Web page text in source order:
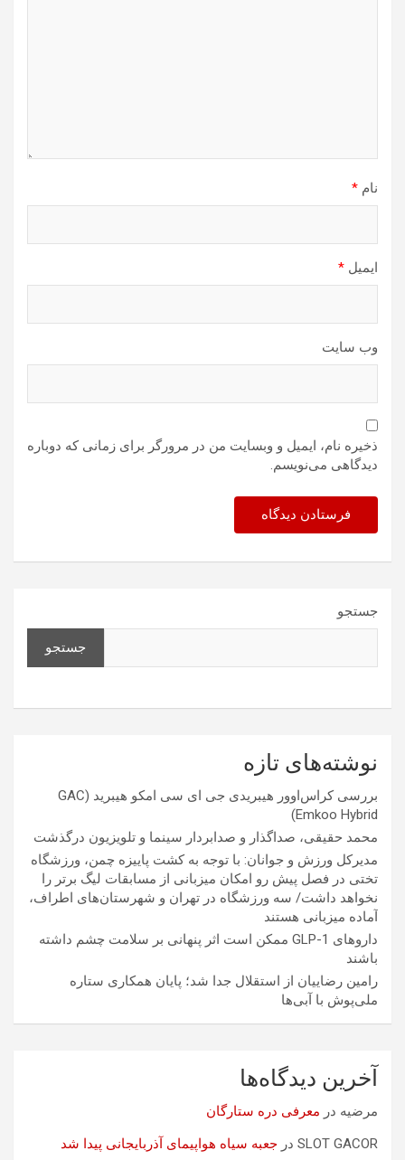
نام *
ایمیل *
وب‌ سایت
ذخیره نام، ایمیل و وبسایت من در مرورگر برای زمانی که دوباره
دیدگاهی می‌نویسم.
جستجو
جستجو
نوشته‌های تازه
بررسی کراس‌اوور هیبریدی جی ای سی امکو هیبرید (GAC
Emkoo Hybrid)
محمد حقیقی، صداگذار و صدابردار سینما و تلویزیون درگذشت
مدیرکل ورزش و جوانان: با توجه به کشت پاییزه چمن، ورزشگاه
تختی در فصل پیش رو امکان میزبانی از مسابقات لیگ برتر را
نخواهد داشت/ سه ورزشگاه در تهران و شهرستان‌های اطراف،
آماده میزبانی هستند
داروهای GLP-1 ممکن است اثر پنهانی بر سلامت چشم داشته
باشند
رامین رضاییان از استقلال جدا شد؛ پایان همکاری ستاره
ملی‌پوش با آبی‌ها
آخرین دیدگاه‌ها
مرضیه در معرفی دره ستارگان
SLOT GACOR در جعبه سیاه هواپیمای آذربایجانی پیدا شد